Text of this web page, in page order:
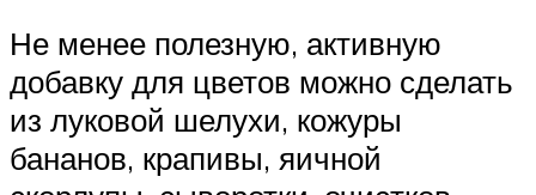
Не менее полезную, активную
добавку для цветов можно сделать
из луковой шелухи, кожуры
бананов, крапивы, яичной